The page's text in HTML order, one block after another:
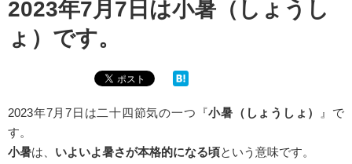
2023年7月7日は小暑（しょうし
ょ）です。
2023年7月7日は二十四節気の一つ『小暑（しょうしょ）
』で
す。
小暑は、 いよいよ暑さが本格的になる頃という意味です。